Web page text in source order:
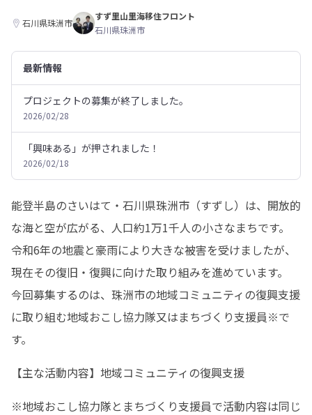
石川県珠洲市
すず里山里海移住フロント
石川県珠洲市
最新情報
プロジェクトの募集が終了しました。
2026/02/28
「興味ある」が押されました！
2026/02/18
能登半島のさいはて・石川県珠洲市（すずし）は、開放的
な海と空が広がる、人口約1万1千人の小さなまちです。
令和6年の地震と豪雨により大きな被害を受けましたが、
現在その復旧・復興に向けた取り組みを進めています。
今回募集するのは、珠洲市の地域コミュニティの復興支援
に取り組む地域おこし協力隊又はまちづくり支援員※で
す。
【主な活動内容】地域コミュニティの復興支援
※地域おこし協力隊とまちづくり支援員で活動内容は同じ